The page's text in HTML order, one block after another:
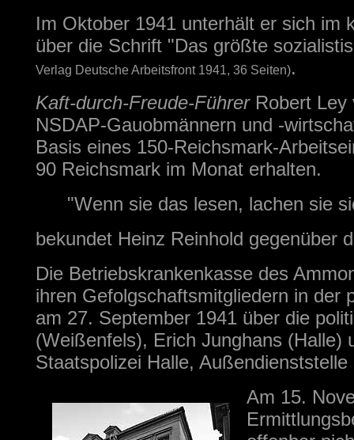
Im Oktober 1941 unterhält er sich im
über die Schrift "Das größte
Verlag Deutsche Arbeitsfront 1941, 36 Seiten).
Kaft-durch-Freude-Führer Robert Ley
NSDAP-Gauobmännern und -
Basis eines 150-Reichsmark-
90 Reichsmark im Monat erhalten.
"Wenn sie das lesen, lachen sie
bekundet Heinz Reinhold gegenüber
Die Betriebskrankenkasse des
ihren Gefolgschaftsmitgliedern in der
am 27. September 1941 über die
(Weißenfels), Erich Junghans (Halle)
Staatspolizei Halle,
Am 15.